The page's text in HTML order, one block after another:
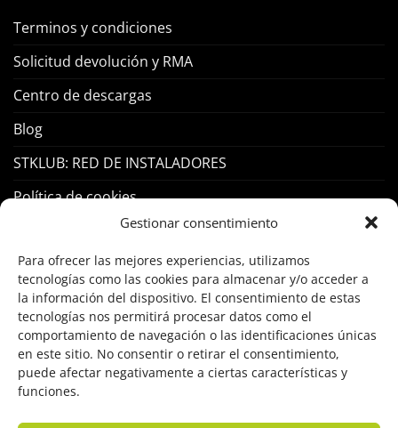
Gestionar consentimiento
Para ofrecer las mejores experiencias, utilizamos
tecnologías como las cookies para almacenar y/o acceder a
la información del dispositivo. El consentimiento de estas
tecnologías nos permitirá procesar datos como el
comportamiento de navegación o las identificaciones únicas
en este sitio. No consentir o retirar el consentimiento,
puede afectar negativamente a ciertas características y
funciones.
Terminos y condiciones
Solicitud devolución y RMA
Centro de descargas
Blog
STKLUB: RED DE INSTALADORES
Política de cookies
Control Acceso
Hogar Inteligente
Incendio
Intrusión